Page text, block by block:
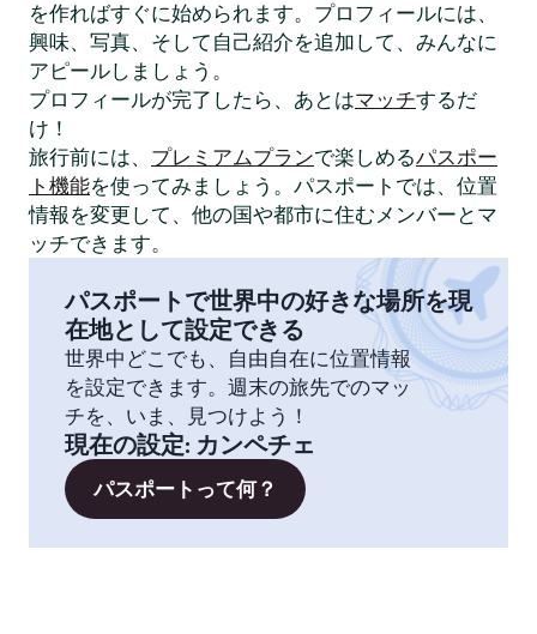
を作ればすぐに始められます。プロフィールには、
興味、写真、そして自己紹介を追加して、みんなに
アピールしましょう。
プロフィールが完了したら、あとはマッチするだ
け！
旅行前には、 プレミアムプランで楽しめるパスポー
ト機能を使ってみましょう。パスポートでは、位置
情報を変更して、他の国や都市に住むメンバーとマ
ッチできます。
パスポートで世界中の好きな場所を現
在地として設定できる
世界中どこでも、自由自在に位置情報
を設定できます。週末の旅先でのマッ
チを、いま、見つけよう！
現在の設定: カンペチェ
パスポートって何？